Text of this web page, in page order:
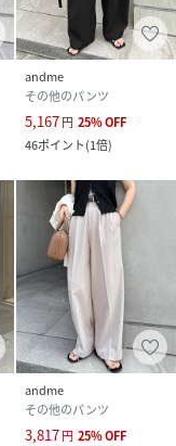
ツイル
andme
その他のパンツ
5,167円 25%OFF
46ポイント(1倍)
andme
その他のパンツ
3,817円 25%OFF